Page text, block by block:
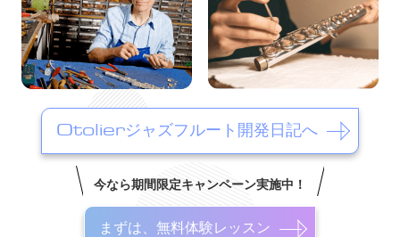
Otolierジャズフルート開発日記へ
今なら期間限定キャンペーン実施中！
まずは、無料体験レッスン